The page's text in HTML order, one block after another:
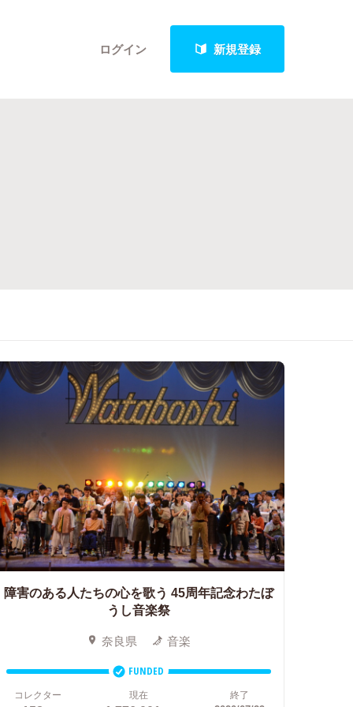
ログイン 新規登録
障害のある人たちの心を歌う 45周年記念わたぼ
うし音楽祭
奈良県 音楽
FUNDED
コレクター
現在 終了